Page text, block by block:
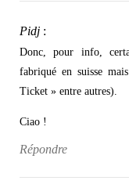
Pidj :
Donc, pour info,
fabriqué en suisse
Ticket » entre autres).
Ciao !
Répondre